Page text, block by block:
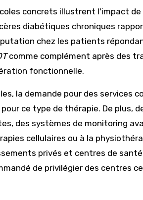
concrets illustrent l'impact de
diabétiques chroniques
chez les patients
comme complément après des
fonctionnelle.
la demande pour des services
ce type de thérapie. De plus,
des systèmes de monitoring
cellulaires ou à la
privés et centres de
de privilégier des centres